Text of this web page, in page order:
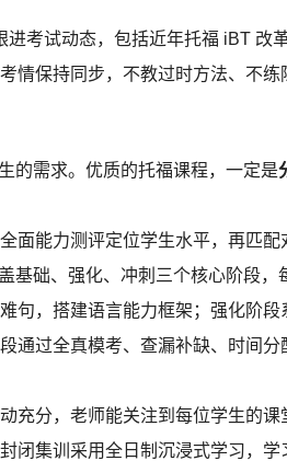
考试动态，包括近年托福 iBT 改
情保持同步，不教过时方法、不练
的需求。优质的托福课程，一定是
面能力测评定位学生水平，再匹配
基础、强化、冲刺三个核心阶段，
句，搭建语言能力框架；强化阶段
通过全真模考、查漏补缺、时间分
充分，老师能关注到每位学生的课
闭集训采用全日制沉浸式学习，学